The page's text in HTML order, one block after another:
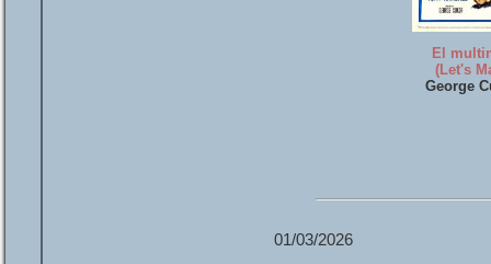
El
(Let's
George
01/03/2026